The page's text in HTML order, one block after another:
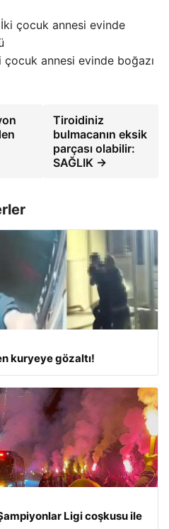
annesi evinde boğazı
Tiroidiniz
bulmacanın eksik
parçası olabilir:
SAĞLIK →
kuryeye gözaltı!
Ligi coşkusu ile